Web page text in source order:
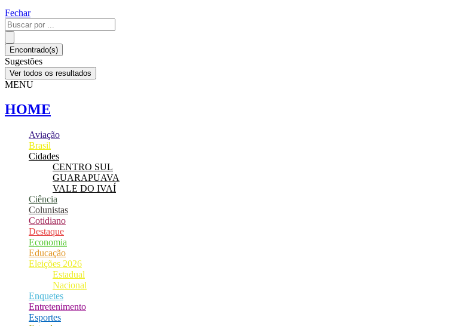
Fechar
Pesquisar
...
Encontrado(s)
Sugestões
Ver todos os resultados
MENU
HOME
Aviação
Brasil
Cidades
CENTRO SUL
GUARAPUAVA
VALE DO IVAÍ
Ciência
Colunistas
Cotidiano
Destaque
Economia
Educação
Eleições 2026
Estadual
Nacional
Enquetes
Entretenimento
Esportes